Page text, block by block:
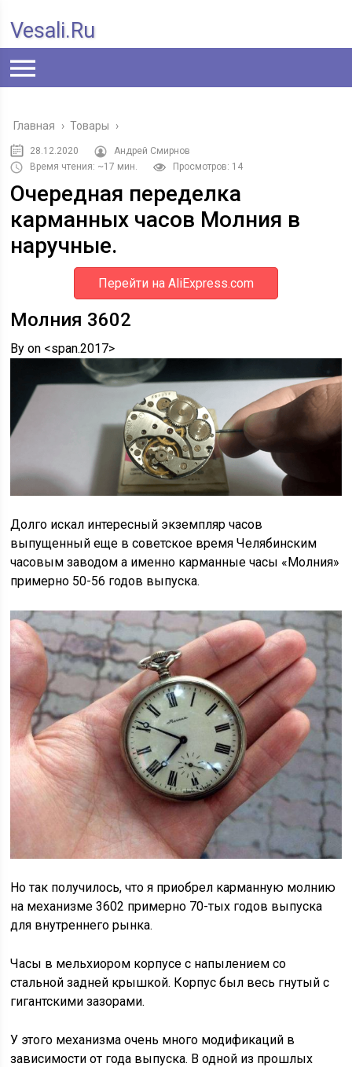
Vesali.ru
Главная › Товары ›
28.12.2020
Андрей Смирнов
Время чтения: ~17 мин.
Просмотров: 14
Очередная переделка
карманных часов Молния в
наручные.
Перейти на AliExpress.com
Молния 3602
By on <span.2017>
Долго искал интересный экземпляр часов
выпущенный еще в советское время Челябинским
часовым заводом а именно карманные часы «Молния»
примерно 50-56 годов выпуска.
Но так получилось, что я приобрел карманную молнию
на механизме 3602 примерно 70-тых годов выпуска
для внутреннего рынка.
Часы в мельхиором корпусе с напылением со
стальной задней крышкой. Корпус был весь гнутый с
гигантскими зазорами.
У этого механизма очень много модификаций в
зависимости от года выпуска. В одной из прошлых